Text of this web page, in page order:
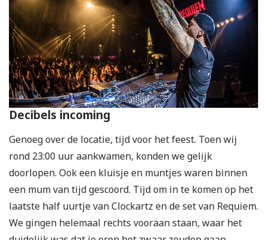
Decibels incoming
Genoeg over de locatie, tijd voor het feest. Toen wij
rond 23:00 uur aankwamen, konden we gelijk
doorlopen. Ook een kluisje en muntjes waren binnen
een mum van tijd gescoord. Tijd om in te komen op het
laatste half uurtje van Clockartz en de set van Requiem.
We gingen helemaal rechts vooraan staan, waar het